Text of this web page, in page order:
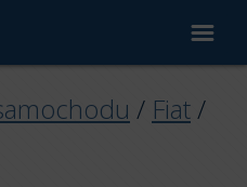
/ Fiat /